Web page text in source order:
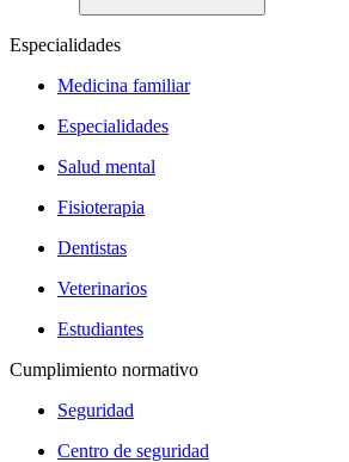
Especialidades
Medicina familiar
Especialidades
Salud mental
Fisioterapia
Dentistas
Veterinarios
Estudiantes
Cumplimiento normativo
Seguridad
Centro de seguridad